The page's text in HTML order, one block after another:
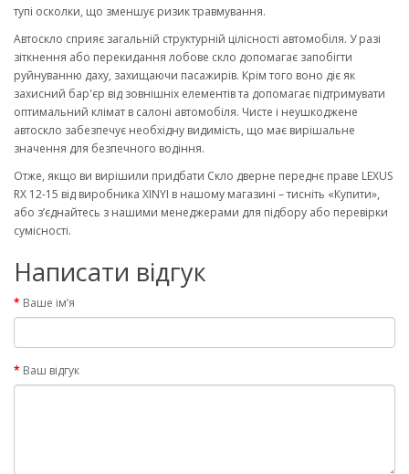
тупі осколки, що зменшує ризик травмування.
Автоскло сприяє загальній структурній цілісності автомобіля. У разі
зіткнення або перекидання лобове скло допомагає запобігти
руйнуванню даху, захищаючи пасажирів. Крім того воно діє як
захисний бар'єр від зовнішніх елементів та допомагає підтримувати
оптимальний клімат в салоні автомобіля. Чисте і неушкоджене
автоскло забезпечує необхідну видимість, що має вирішальне
значення для безпечного водіння.
Отже, якщо ви вирішили придбати Скло дверне переднє праве LEXUS
RX 12-15 від виробника XINYI в нашому магазині – тисніть «Купити»,
або з’єднайтесь з нашими менеджерами для підбору або перевірки
сумісності.
Написати відгук
Ваше ім’я
Ваш відгук